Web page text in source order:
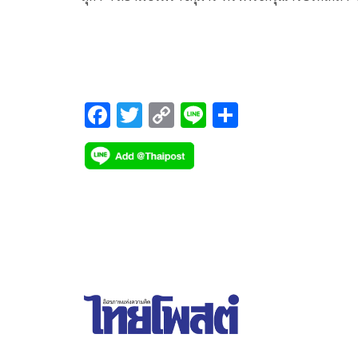
กระหม่อม
F
ac
e
T
wi
tt
C
o
p
Li